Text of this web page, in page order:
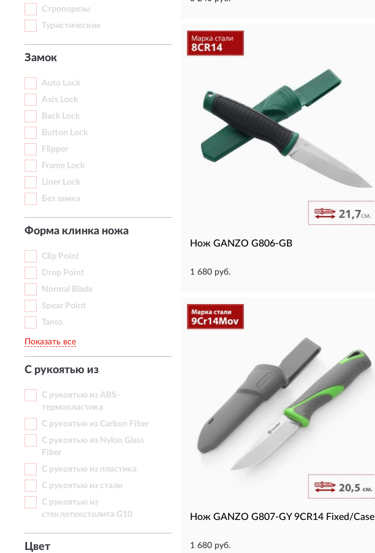
Стропорезы
Туристические
Замок
Auto Lock
Axis Lock
Back Lock
Button Lock
Flipper
Frame Lock
Liner Lock
Без замка
Форма клинка ножа
Clip Point
Drop Point
Normal Blade
Spear Point
Tanto
Показать все
С рукоятью из
С рукоятью из ABS-
термопластика
С рукоятью из Carbon Fiber
С рукоятью из Nylon Glass
Fiber
С рукоятью из пластика
С рукоятью из стали
С рукоятью из
стеклотекстолита G10
Цвет
Нож GANZO G806-GB
1 680 руб.
Нож GANZO G807-GY 9CR14 Fixed/Case
1 680 руб.